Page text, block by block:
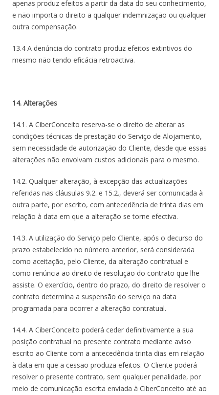
apenas produz efeitos a partir da data do seu conhecimento,
e não importa o direito a qualquer indemnização ou qualquer
outra compensação.
13.4 A denúncia do contrato produz efeitos extintivos do
mesmo não tendo eficácia retroactiva.
14. Alterações
14.1. A CiberConceito reserva-se o direito de alterar as
condições técnicas de prestação do Serviço de Alojamento,
sem necessidade de autorização do Cliente, desde que essas
alterações não envolvam custos adicionais para o mesmo.
14.2. Qualquer alteração, à excepção das actualizações
referidas nas cláusulas 9.2. e 15.2., deverá ser comunicada à
outra parte, por escrito, com antecedência de trinta dias em
relação à data em que a alteração se torne efectiva.
14.3. A utilização do Serviço pelo Cliente, após o decurso do
prazo estabelecido no número anterior, será considerada
como aceitação, pelo Cliente, da alteração contratual e
como renúncia ao direito de resolução do contrato que lhe
assiste. O exercício, dentro do prazo, do direito de resolver o
contrato determina a suspensão do serviço na data
programada para ocorrer a alteração contratual.
14.4. A CiberConceito poderá ceder definitivamente a sua
posição contratual no presente contrato mediante aviso
escrito ao Cliente com a antecedência trinta dias em relação
à data em que a cessão produza efeitos. O Cliente poderá
resolver o presente contrato, sem qualquer penalidade, por
meio de comunicação escrita enviada à CiberConceito até ao